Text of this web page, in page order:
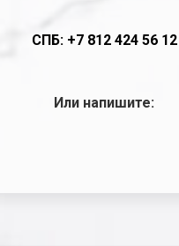
СПБ: +7 812 424 56 12
Или напишите: